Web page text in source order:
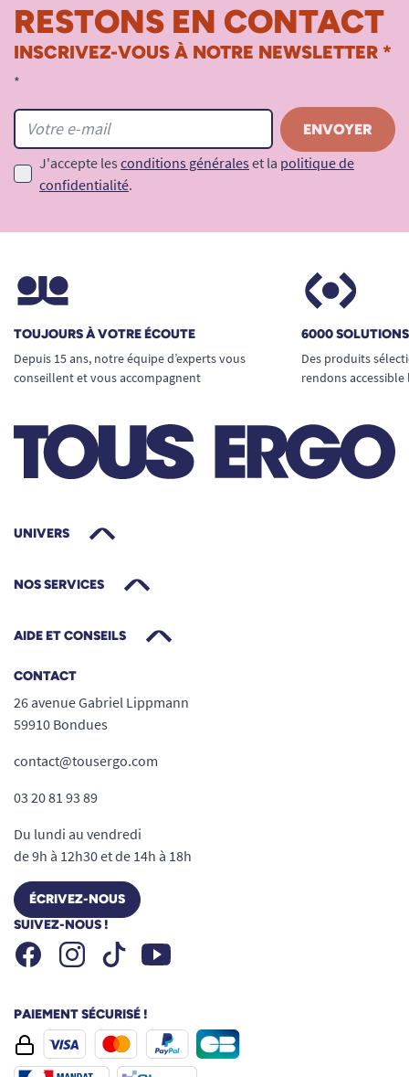
RESTONS EN CONTACT
INSCRIVEZ-VOUS À NOTRE NEWSLETTER *
*
J'accepte les conditions générales et la politique de
confidentialité.
TOUJOURS À VOTRE ÉCOUTE
Depuis 15 ans, notre équipe d’experts vous
conseillent et vous accompagnent
6000
Des produits
rendons
UNIVERS
NOS SERVICES
AIDE ET CONSEILS
CONTACT
26 avenue Gabriel Lippmann
59910 Bondues
contact@tousergo.com
03 20 81 93 89
Du lundi au vendredi
de 9h à 12h30 et de 14h à 18h
ÉCRIVEZ-NOUS
SUIVEZ-NOUS !
FacebookInstagramTiktok Youtube
PAIEMENT SÉCURISÉ !